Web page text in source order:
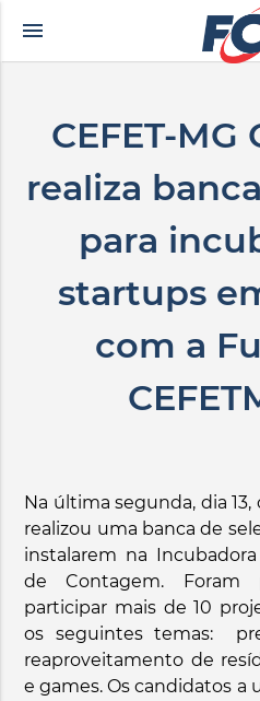
menu
CEFET-
realiza
para
startups
com a
Na última segunda, dia
realizou uma banca de
instalarem na
de Contagem. Foram
participar mais de 10
os seguintes temas:
reaproveitamento de
e games. Os candidatos a